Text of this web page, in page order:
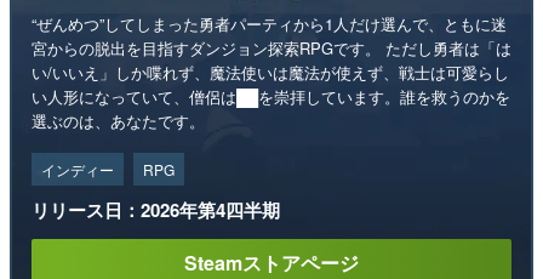
“ぜんめつ”してしまった勇者パーティから1人だけ選んで、ともに迷
宮からの脱出を目指すダンジョン探索RPGです。 ただし勇者は「は
い/いいえ」しか喋れず、魔法使いは魔法が使えず、戦士は可愛らし
い人形になっていて、僧侶は██を崇拝しています。誰を救うのかを
選ぶのは、あなたです。
インディー RPG
リリース日：2026年第4四半期
Steamストアページ